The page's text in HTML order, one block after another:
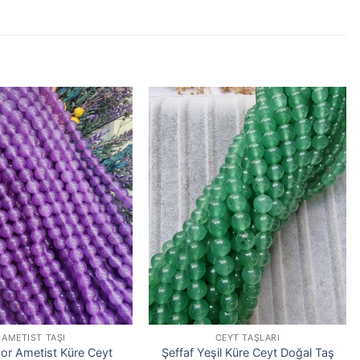
AMETIST TAŞI
Ametist Küre Ceyt
CEYT TAŞLARI
Şeffaf Yeşil Küre Ceyt Doğal Taş